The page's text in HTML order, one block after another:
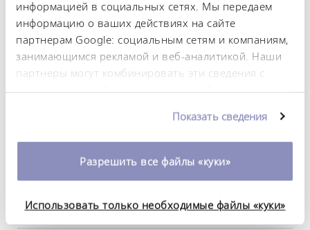
информацией в социальных сетях. Мы передаем
информацию о ваших действиях на сайте
партнерам Google: социальным сетям и компаниям,
занимающимся рекламой и веб-аналитикой. Наши
партнеры могут комбинировать эти сведения с
предоставленной вами информацией, а также
использовании вами их сервисов. Вы можете
изменить или отозвать свое согласие в любое
время. Более подробную информацию об этом вы
можете найти в нашей
политике
Показать сведения
Разрешить все файлы «куки»
Использовать только необходимые файлы «куки»
Отверстие ванны (Ø)
131 mm
Количество отверстий ванны
Питание от сети
230 V; 50/60 Hz